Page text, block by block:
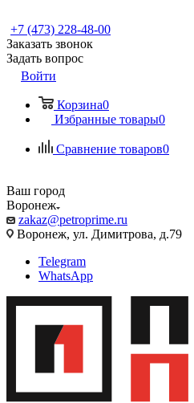
+7 (473) 228-48-00
Заказать звонок
Задать вопрос
Войти
Корзина0
Избранные товары0
Сравнение товаров0
Ваш город
Воронеж
zakaz@petroprime.ru
Воронеж, ул. Димитрова, д.79
Telegram
WhatsApp